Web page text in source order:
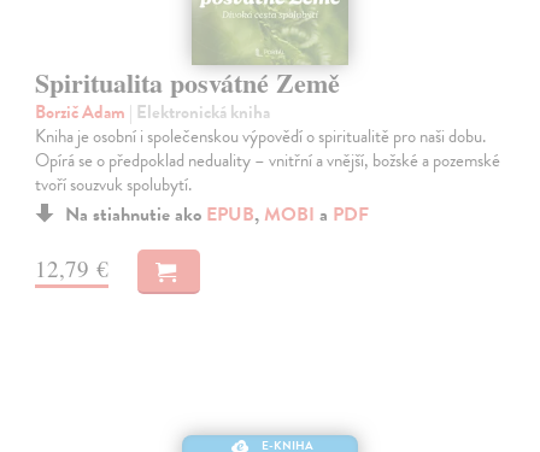
Spiritualita posvátné Země
Borzič Adam | Elektronická kniha
Kniha je osobní i společenskou výpovědí o spiritualitě pro naši dobu.
Opírá se o předpoklad neduality – vnitřní a vnější, božské a pozemské
tvoří souzvuk spolubytí.
Na stiahnutie ako EPUB, MOBI a PDF
12,79 €
E-KNIHA